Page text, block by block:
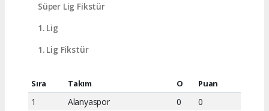
Süper Lig Fikstür
1. Lig
1. Lig Fikstür
Sıra Takım O Puan
1 Alanyaspor 0
0